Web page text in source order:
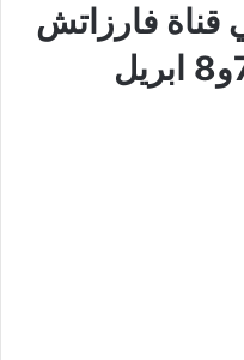
قناة فارزاتش
يوم السبت و الاحد 7و8 ابريل